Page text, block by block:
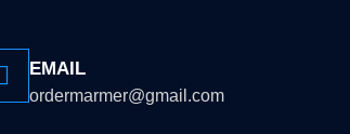
EMAIL
ordermarmer@gmail.com